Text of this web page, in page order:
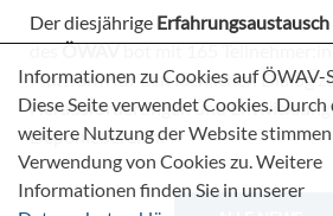
Der diesjährige
desÖWAVbot mit 165
Plattform für den fachlichen Dialog
Herausforderungen und
Deponiebereich.
Informationen zu Cookies auf ÖWAV-
Diese Seite verwendet Cookies. Durch
weitere Nutzung der Website stimmen
Verwendung von Cookies zu. Weitere
Informationen finden Sie in unserer